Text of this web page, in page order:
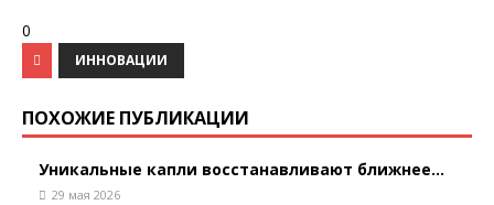
0
ИННОВАЦИИ
ПОХОЖИЕ ПУБЛИКАЦИИ
Уникальные капли восстанавливают ближнее...
29 мая 2026